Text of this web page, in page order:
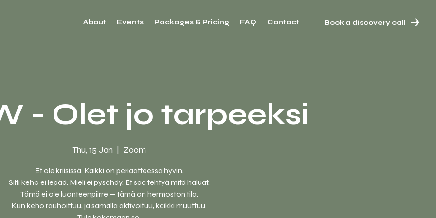
About Events Packages & Pricing FAQ Contact Book a discovery call
- Olet jo tarpeeksi
Thu, 15 Jan Zoom
Et ole kriisissä. Kaikki on periaatteessa hyvin.
Silti keho ei lepää. Mieli ei pysähdy. Et saa tehtyä mitä haluat.
Tämä ei ole luonteenpiirre — tämä on hermoston tila.
Kun keho rauhoittuu, ja samalla aktivoituu, kaikki muuttuu.